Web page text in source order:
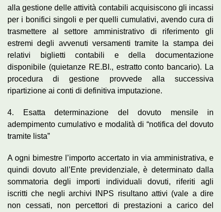
alla gestione delle attività contabili acquisiscono gli incassi
per i bonifici singoli e per quelli cumulativi, avendo cura di
trasmettere al settore amministrativo di riferimento gli
estremi degli avvenuti versamenti tramite la stampa dei
relativi biglietti contabili e della documentazione
disponibile (quietanze RE.BI., estratto conto bancario). La
procedura di gestione provvede alla successiva
ripartizione ai conti di definitiva imputazione.
4. Esatta determinazione del dovuto mensile in
adempimento cumulativo e modalità di “notifica del dovuto
tramite lista”
A ogni bimestre l’importo accertato in via amministrativa, e
quindi dovuto all’Ente previdenziale, è determinato dalla
sommatoria degli importi individuali dovuti, riferiti agli
iscritti che negli archivi INPS risultano attivi (vale a dire
non cessati, non percettori di prestazioni a carico del